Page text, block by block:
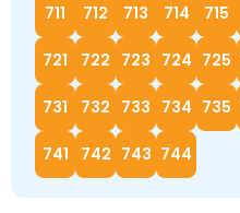
711 712 713 714 715
721 722 723 724 725
731 732 733 734 735
741 742 743 744